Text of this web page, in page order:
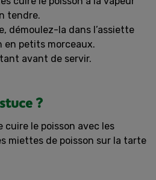
tendre.
démoulez-la dans l’assiette
en petits morceaux.
avant de servir.
?
cuire le poisson avec les
miettes de poisson sur la tarte